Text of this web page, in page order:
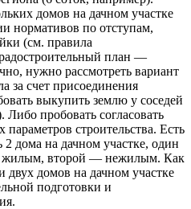
домов на дачном участке
нормативов по отступам,
(см. правила
план —
нужно рассмотреть вариант
за счет присоединения
выкупить землю у соседей
пробовать согласовать
строительства. Есть
2 дома на дачном участке, один
жилым, второй — нежилым. Как
двух домов на дачном участке
подготовки и